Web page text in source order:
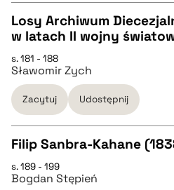
BIBTEX
CZYSTY TEKST
pobierz cytat
BIBTEX
pobierz cytat
Losy Archiwum
w latach II wojny
s. 181 - 188
Sławomir Zych
Zacytuj Udostępnij
CZYSTY TEKST
Filip Sanbra-Kahane
s. 189 - 199
Bogdan Stępień